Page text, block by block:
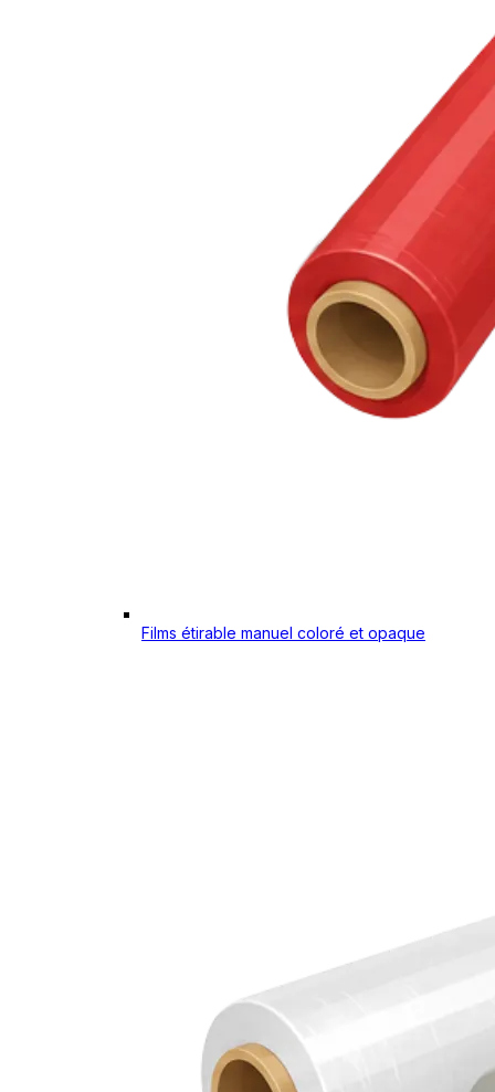
Films étirable manuel coloré et opaque